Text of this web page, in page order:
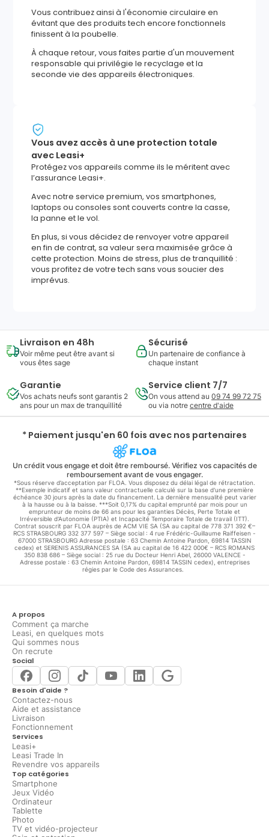
Vous contribuez ainsi à l'économie circulaire en
évitant que des produits tech encore fonctionnels
finissent à la poubelle.
À chaque retour, vous faites partie d'un mouvement
responsable qui privilégie le recyclage et la
seconde vie des appareils électroniques.
Vous avez accès à une protection totale
avec Leasi+
Protégez vos appareils comme ils le méritent avec
l’assurance Leasi+.
Avec notre service premium, vos smartphones,
laptops ou consoles sont couverts contre la casse,
la panne et le vol.
En plus, si vous décidez de renvoyer votre appareil
en fin de contrat, sa valeur sera maximisée grâce à
cette protection. Moins de stress, plus de tranquillité :
vous profitez de votre tech sans vous soucier des
imprévus.
Livraison en 48h
Voir même peut être avant si
vous êtes sage
Sécurisé
Un partenaire de confiance à
chaque instant
Garantie
Vos achats neufs sont garantis 2
ans pour un max de tranquillité
Service client 7/7
On vous attend au 09 74 99 72 75
ou via notre centre d'aide
* Paiement jusqu'en 60 fois avec nos partenaires
Un crédit vous engage et doit être remboursé. Vérifiez vos capacités de
remboursement avant de vous engager.
*Sous réserve d’acceptation par FLOA. Vous disposez du délai légal de rétractation.
**Exemple indicatif et sans valeur contractuelle calculé sur la base d'une première
échéance 30 jours après la date du financement. La dernière mensualité peut varier
à la hausse ou à la baisse. ***Soit 0,17% du capital emprunté par mois pour un
emprunteur de moins de 66 ans pour les garanties Décès, Perte Totale et
Irréversible d'Autonomie (PTIA) et Incapacité Temporaire Totale de travail (ITT).
Contrat souscrit par FLOA auprès de ACM VIE SA (SA au capital de 778 371 392 €–
RCS STRASBOURG 332 377 597 – Siège social : 4 rue Frédéric-Guillaume Raiffeisen -
67000 STRASBOURG Adresse postale : 63 Chemin Antoine Pardon, 69814 TASSIN
cedex) et SERENIS ASSURANCES SA (SA au capital de 16 422 000€ – RCS ROMANS
350 838 686 – Siège social : 25 rue du Docteur Henri Abel, 26000 VALENCE -
Adresse postale : 63 Chemin Antoine Pardon, 69814 TASSIN cedex), entreprises
régies par le Code des Assurances.
A propos
Comment ça marche
Leasi, en quelques mots
Qui sommes nous
On recrute
Social
Besoin d'aide ?
Contactez-nous
Aide et assistance
Livraison
Fonctionnement
Services
Leasi+
Leasi Trade In
Revendre vos appareils
Top catégories
Smartphone
Jeux Vidéo
Ordinateur
Tablette
Photo
TV et vidéo-projecteur